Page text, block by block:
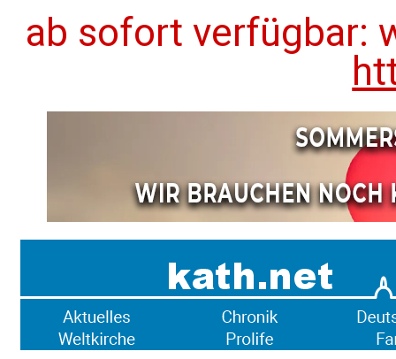
ab sofort verfügbar: